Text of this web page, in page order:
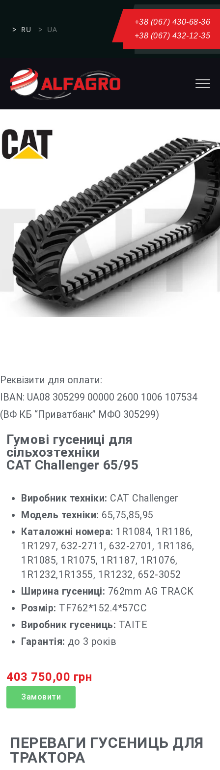
RU UA
+38 (067) 430-68-36
+38 (067) 432-12-35
Реквізити для оплати:
IBAN: UA08 305299 00000 2600 1006 107534
(ВФ КБ “Приватбанк” МФО 305299)
Гумові гусениці для
сільхозтехніки
CAT Challenger 65/95
Виробник техніки: CAT Challenger
Модель техніки: 65,75,85,95
Каталожні номера: 1R1084, 1R1186,
1R1297, 632-2711, 632-2701, 1R1186,
1R1085, 1R1075, 1R1187, 1R1076,
1R1232,1R1355, 1R1232, 652-3052
Ширина гусениці: 762mm AG TRACK
Розмір: TF762*152.4*57CC
Виробник гусениць: TAITE
Гарантія: до 3 років
403 750,00 грн
Замовити
ПЕРЕВАГИ ГУСЕНИЦЬ ДЛЯ
ТРАКТОРА